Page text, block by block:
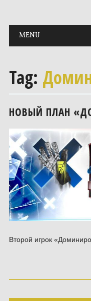
Main menu
Skip to content
MENU
Tag:
НОВЫЙ ПЛАН
Второй игрок